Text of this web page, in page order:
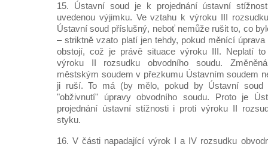
15. Ústavní soud je k projednání ústavní
uvedenou výjimku. Ve vztahu k výroku III
Ústavní soud příslušný, neboť nemůže rušit to, co
– striktně vzato platí jen tehdy, pokud měnící
obstojí, což je právě situace výroku III. Neplatí
výroku II rozsudku obvodního soudu.
městským soudem v přezkumu Ústavním soudem
ji ruší. To má (by mělo, pokud by Ústavní soud
"obživnutí" úpravy obvodního soudu. Proto je
projednání ústavní stížnosti i proti výroku II
styku.
16. V části napadající výrok I a IV rozsudku